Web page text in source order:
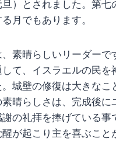
旦）とされました。第七
月でもあります。
素晴らしいリーダーで
て、イスラエルの民を
城壁の修復は大きなこ
晴らしさは、完成後に
の礼拝を捧げている事
醒が起こり主を喜ぶこと